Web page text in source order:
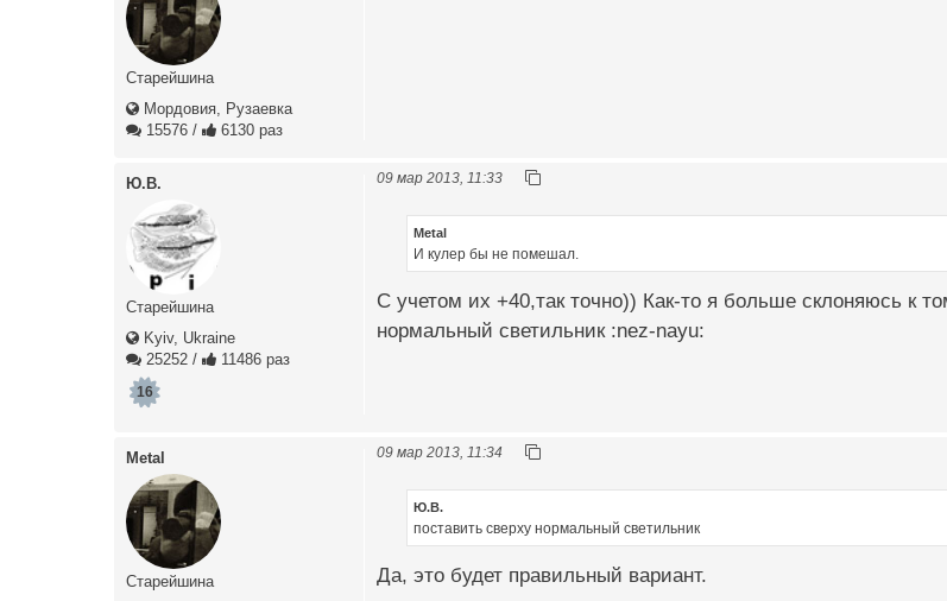
Старейшина
Мордовия, Рузаевка
15576 / 6130 раз
Ю.В.
Старейшина
Kyiv, Ukraine
25252 / 11486 раз
16
09 мар 2013, 11:33
Metal
И кулер бы не помешал.
С учетом их +40,так точно)) Как-то я больше склоняюсь к
нормальный светильник :nez-nayu:
Metal
Старейшина
09 мар 2013, 11:34
Ю.В.
поставить сверху нормальный светильник
Да, это будет правильный вариант.